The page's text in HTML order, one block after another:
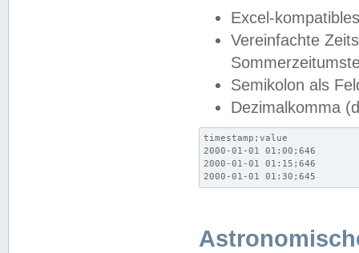
Excel-
Vereinfachte
Semikolon als
Dezimalkomma
timestamp;value
2000-01-01 01:00;646
2000-01-01 01:15;646
2000-01-01 01:30;645